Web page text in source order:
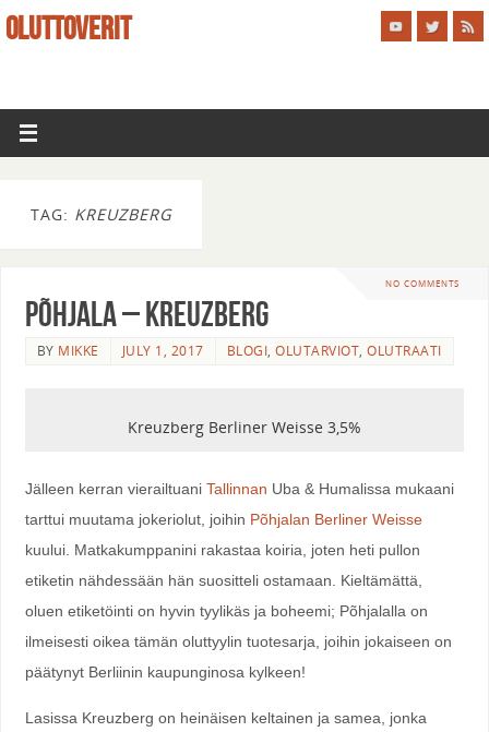
OLUTTOVERIT
TAG: KREUZBERG
NO COMMENTS
Põhjala – Kreuzberg
BY MIKKE JULY 1, 2017 BLOGI,OLUTARVIOT,OLUTRAATI
Kreuzberg Berliner Weisse 3,5%
Jälleen kerran vierailtuani Tallinnan Uba & Humalissa mukaani
tarttui muutama jokeriolut, joihin Põhjalan Berliner Weisse
kuului. Matkakumppanini rakastaa koiria, joten heti pullon
etiketin nähdessään hän suositteli ostamaan. Kieltämättä,
oluen etiketöinti on hyvin tyylikäs ja boheemi; Põhjalalla on
ilmeisesti oikea tämän oluttyylin tuotesarja, joihin jokaiseen on
päätynyt Berliinin kaupunginosa kylkeen!
Lasissa Kreuzberg on heinäisen keltainen ja samea, jonka